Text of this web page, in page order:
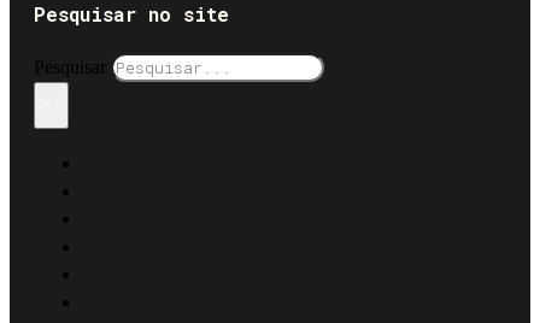
Pesquisar no site
Pesquisar